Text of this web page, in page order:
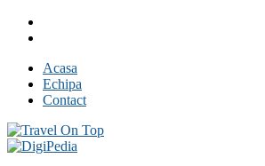
Skip
Acasa
Echipa
Contact